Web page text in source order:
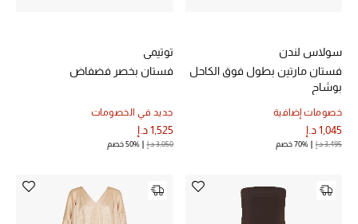
أحذية مختارة
تسوقوا الأحذية
سولاس لندن
فستان مارتين بطول فوق الكاحل
بوشاح
خصومات إضافية
1,045 د.إ
3,495 د.إ 70% خصم
توتيمي
فستان بخصر فضفاض
جديد في الخصومات
1,525 د.إ
3,050 د.إ 50% خصم